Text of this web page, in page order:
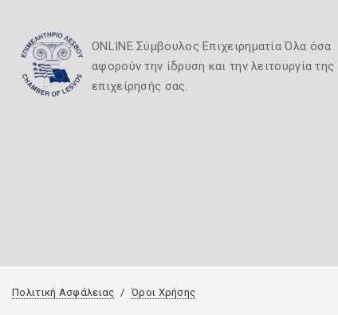
ONLINE Σύμβουλος Επιχειρηματία Όλα όσα
αφορούν την ίδρυση και την λειτουργία της
επιχείρησής σας.
Πολιτική Ασφάλειας Όροι Χρήσης